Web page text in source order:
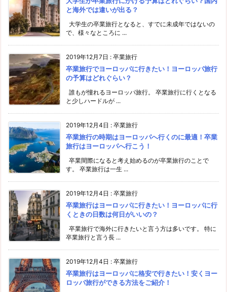
と海外では違いが出る？
大学生の卒業旅行となると、すでに未成年ではないの
で、様々なところに ...
2019年12月7日 : 卒業旅行
卒業旅行でヨーロッパに行きたい！ヨーロッパ旅行
の予算はどれぐらい？
誰もが憧れるヨーロッパ旅行。 卒業旅行に行くとなる
と少しハードルが ...
2019年12月4日 : 卒業旅行
卒業旅行の時期はヨーロッパへ行くのに最適！卒業
旅行はヨーロッパへ行こう！
卒業間際になると考え始めるのが卒業旅行のことで
す。 卒業旅行は一生 ...
2019年12月4日 : 卒業旅行
卒業旅行はヨーロッパに行きたい！ヨーロッパに行
くときの日数は何日がいいの？
卒業旅行で海外に行きたいと言う方は多いです。 特に
卒業旅行と言う長 ...
2019年12月4日 : 卒業旅行
卒業旅行はヨーロッパに格安で行きたい！安くヨー
ロッパ旅行ができる方法をご紹介！